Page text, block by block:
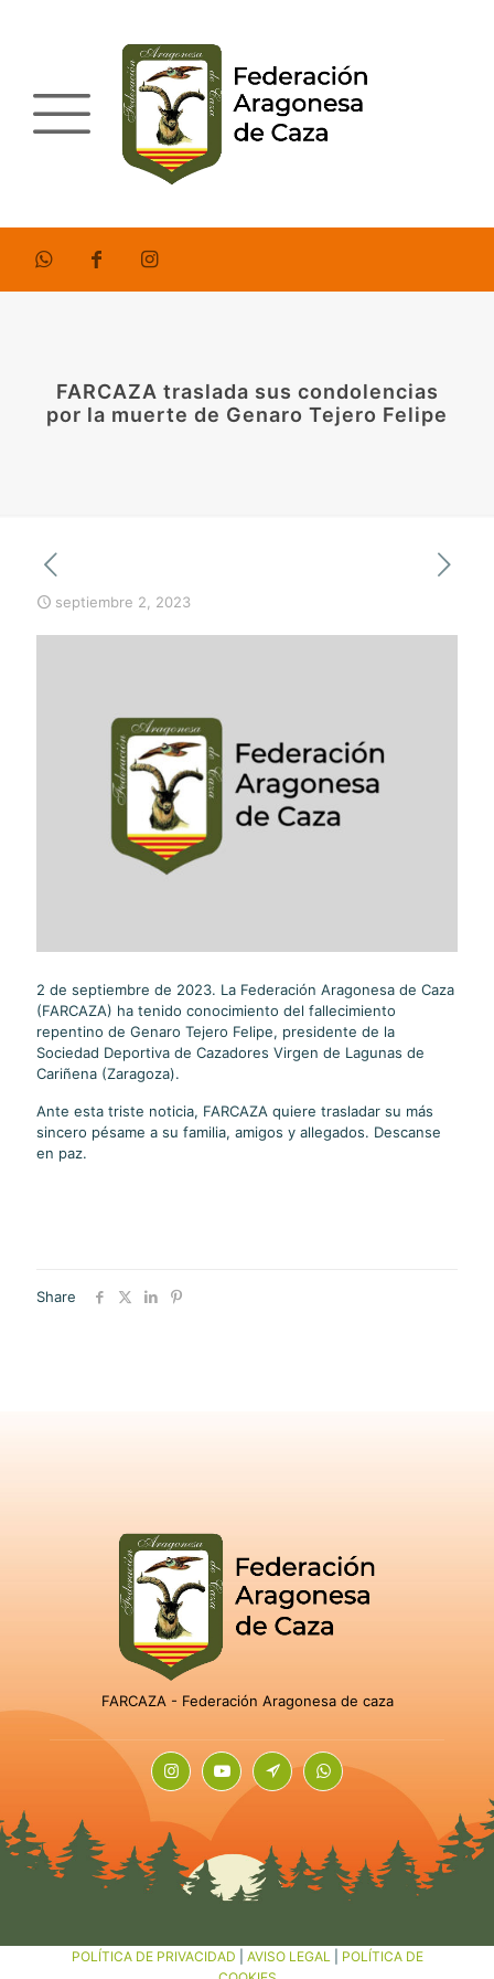
FARCAZA traslada sus condolencias
por la muerte de Genaro Tejero Felipe
septiembre 2, 2023
2 de septiembre de 2023. La Federación Aragonesa de Caza
(FARCAZA) ha tenido conocimiento del fallecimiento
repentino de Genaro Tejero Felipe, presidente de la
Sociedad Deportiva de Cazadores Virgen de Lagunas de
Cariñena (Zaragoza).
Ante esta triste noticia, FARCAZA quiere trasladar su más
sincero pésame a su familia, amigos y allegados. Descanse
en paz.
Share
FARCAZA - Federación Aragonesa de caza
POLÍTICA DE PRIVACIDAD AVISO LEGAL
POLÍTICA DE